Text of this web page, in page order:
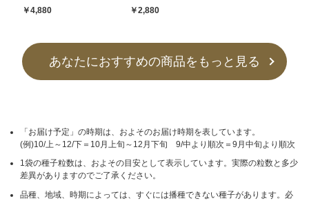
￥4,880
￥2,880
あなたにおすすめの商品をもっと見る
「お届け予定」の時期は、およそのお届け時期を表しています。
(例)10/上～12/下＝10月上旬～12月下旬 9/中より順次＝9月中旬より順次
1袋の種子粒数は、およその目安として表示しています。実際の粒数と多少
差異がありますのでご了承ください。
品種、地域、時期によっては、すぐには播種できない種子があります。必